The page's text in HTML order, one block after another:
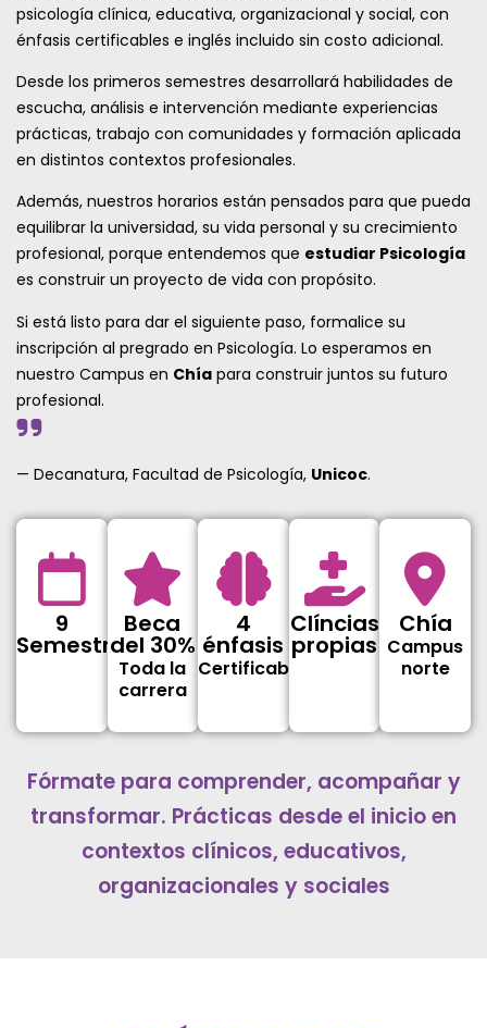
psicología clínica, educativa, organizacional y social, con
énfasis certificables e inglés incluido sin costo adicional.
Desde los primeros semestres desarrollará habilidades de
escucha, análisis e intervención mediante experiencias
prácticas, trabajo con comunidades y formación aplicada
en distintos contextos profesionales.
Además, nuestros horarios están pensados para que pueda
equilibrar la universidad, su vida personal y su crecimiento
profesional, porque entendemos que estudiar Psicología
es construir un proyecto de vida con propósito.
Si está listo para dar el siguiente paso, formalice su
inscripción al pregrado en Psicología. Lo esperamos en
nuestro Campus en Chía para construir juntos su futuro
profesional.
— Decanatura, Facultad de Psicología, Unicoc.
9
Semestres
Beca
del 30%
Toda la
carrera
4
énfasis
Certificables
Clíncias
propias
Chía
Campus
norte
Fórmate para comprender, acompañar y
transformar. Prácticas desde el inicio en
contextos clínicos, educativos,
organizacionales y sociales